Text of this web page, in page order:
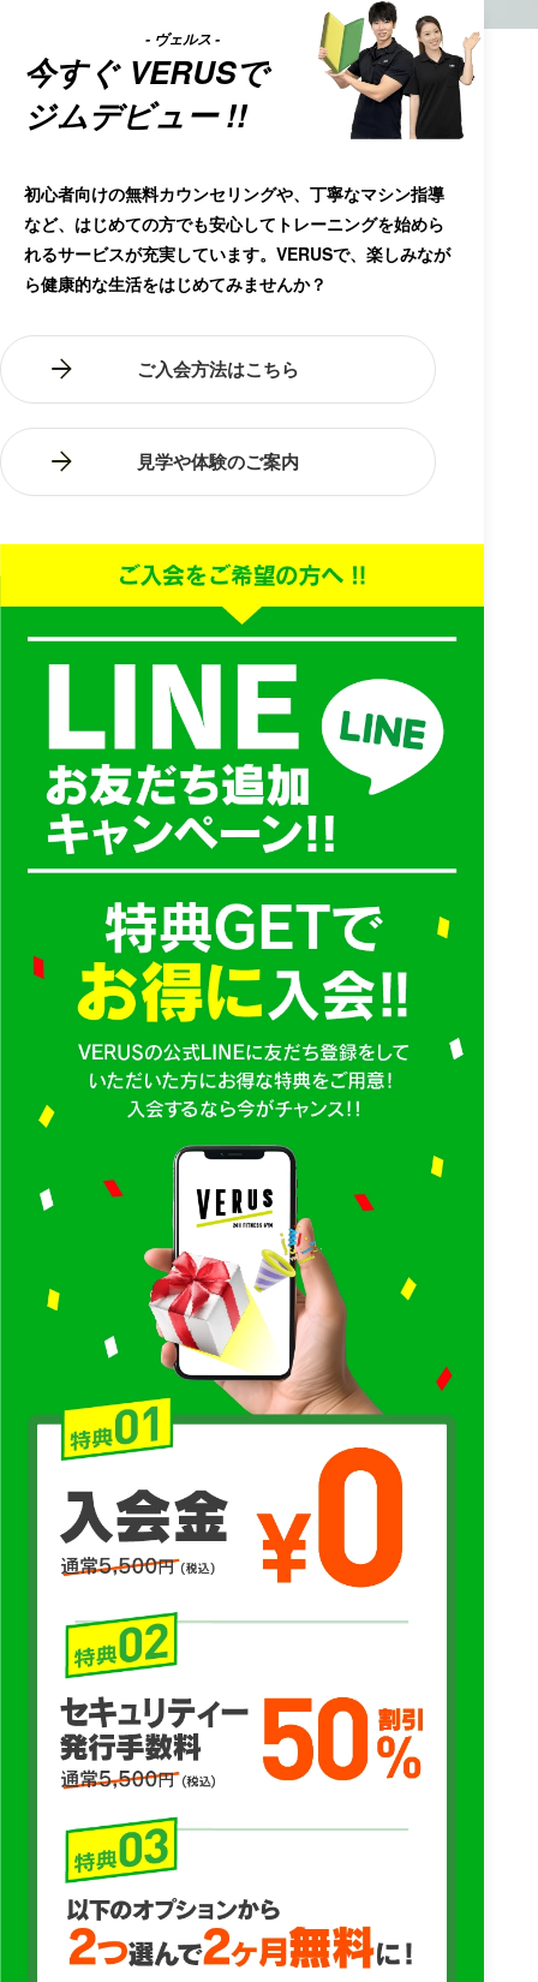
今すぐ VERUS
- ヴェルス -
で
ジムデビュー !!
初心者向けの無料カウンセリングや、丁寧なマシン指導
など、はじめての方でも安心してトレーニングを始めら
れるサービスが充実しています。VERUSで、楽しみなが
ら健康的な生活をはじめてみませんか？
ご入会方法はこちら
見学や体験のご案内